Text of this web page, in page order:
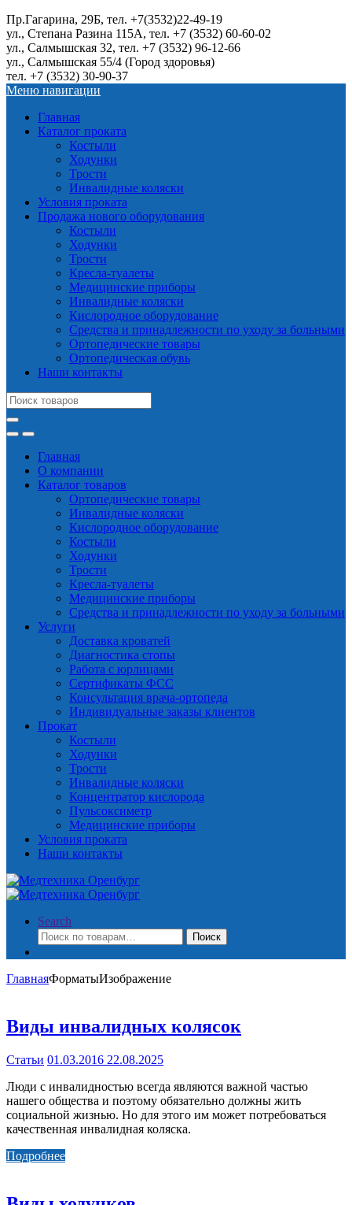
Пр.Гагарина, 29Б, тел. +7(3532)22-49-19
ул., Степана Разина 115А, тел. +7 (3532) 60-60-02
ул., Салмышская 32, тел. +7 (3532) 96-12-66
ул., Салмышская 55/4 (Город здоровья)
тел. +7 (3532) 30-90-37
Меню навигации
Главная
Каталог проката
Костыли
Ходунки
Трости
Инвалидные коляски
Условия проката
Продажа нового оборудования
Костыли
Ходунки
Трости
Кресла-туалеты
Медицинские приборы
Инвалидные коляски
Кислородное оборудование
Средства и принадлежности по уходу за больными
Ортопедические товары
Ортопедическая обувь
Наши контакты
Search
for:
Главная
О компании
Каталог товаров
Ортопедические товары
Инвалидные коляски
Кислородное оборудование
Костыли
Ходунки
Трости
Кресла-туалеты
Медицинские приборы
Средства и принадлежности по уходу за больными
Услуги
Доставка кроватей
Диагностика стопы
Работа с юрлицами
Сертификаты ФСС
Консультация врача-ортопеда
Индивидуальные заказы клиентов
Прокат
Костыли
Ходунки
Трости
Инвалидные коляски
Концентратор кислорода
Пульсоксиметр
Медицинские приборы
Условия проката
Наши контакты
Search
Искать:
Поиск
ГлавнаяФорматыИзображение
Виды инвалидных колясок
Статьи 01.03.2016 22.08.2025
Люди с инвалидностью всегда являются важной частью
нашего общества и поэтому обязательно должны жить
социальной жизнью. Но для этого им может потребоваться
качественная инвалидная коляска.
Подробнее